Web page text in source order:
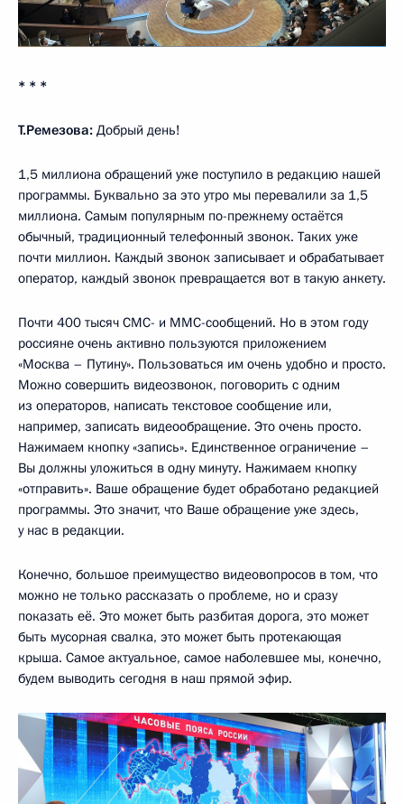
* * *
Т.Ремезова: Добрый день!
1,5 миллиона обращений уже поступило в редакцию нашей
программы. Буквально за это утро мы перевалили за 1,5
миллиона. Самым популярным по-прежнему остаётся
обычный, традиционный телефонный звонок. Таких уже
почти миллион. Каждый звонок записывает и обрабатывает
оператор, каждый звонок превращается вот в такую анкету.
Почти 400 тысяч СМС- и ММС-сообщений. Но в этом году
россияне очень активно пользуются приложением
«Москва – Путину». Пользоваться им очень удобно и просто.
Можно совершить видеозвонок, поговорить с одним
из операторов, написать текстовое сообщение или,
например, записать видеообращение. Это очень просто.
Нажимаем кнопку «запись». Единственное ограничение –
Вы должны уложиться в одну минуту. Нажимаем кнопку
«отправить». Ваше обращение будет обработано редакцией
программы. Это значит, что Ваше обращение уже здесь,
у нас в редакции.
Конечно, большое преимущество видеовопросов в том, что
можно не только рассказать о проблеме, но и сразу
показать её. Это может быть разбитая дорога, это может
быть мусорная свалка, это может быть протекающая
крыша. Самое актуальное, самое наболевшее мы, конечно,
будем выводить сегодня в наш прямой эфир.